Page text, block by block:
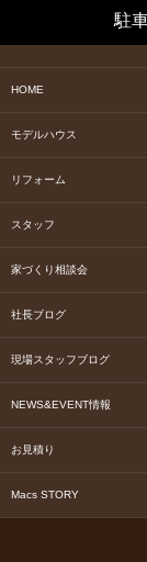
駐
HOME
モデルハウス
リフォーム
スタッフ
家づくり相談会
社長ブログ
現場スタッフブログ
NEWS&EVENT情報
お見積り
Macs STORY